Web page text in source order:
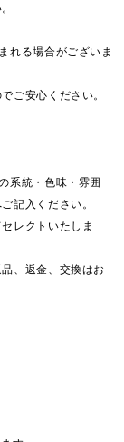
れる場合がございま
ご安心ください。
系統・色味・雰囲
記入ください。
レクトいたしま
、返金、交換はお